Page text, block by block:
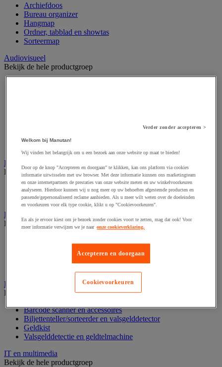
Archiefdoos
Bureau organizer
Hangmap
Ordner, tabblad en showtas
Sorteermap
Audiovisueel
Bekijk de hele productgroep
Studioverlichting en accessoires
Bewegwijzering en aanduidingsborden
Bekijk de hele productgroep
Deurnaambord
Pictogram
Folderrek en -houder
Bekijk de hele productgroep
Tafel folderstandaard
Inname en beheer van geld
Bekijk de hele productgroep
Barcode scanner en accessoires
Biljettenteller/sorteerder en valsgelddetector
Geldkist
Valsgelddetectie en geldtelmachine
IT en multimedia
Bekijk de hele productgroep
Verder zonder accepteren >
Welkom bij Manutan!
Wij vinden het belangrijk om u een bezoek aan onze website op maat te bieden!
Door op de knop "Accepteren en doorgaan" te klikken, kan ons platform via cookies
informatie uitwisselen met uw browser. Met deze informatie kunnen ons marketingteam
en onze internetpartners de prestaties van onze website meten en uw winkelvoorkeuren
analyseren. Hierdoor kunnen wij u nog meer op uw behoeften afgestemde producten en
passende/gepersonaliseerd reclame aanbieden. Als u meer wilt weten over de doeleinden
en voorkeuren voor elk type cookie, klikt u op "Cookievoorkeuren".
En als je ervoor kiest om je bezoek zonder cookies voort te zetten, mag dat ook! Voor
meer informatie verwijzen we je naar onze cookieverklaring.
Accepteren en doorgaan
Cookievoorkeuren